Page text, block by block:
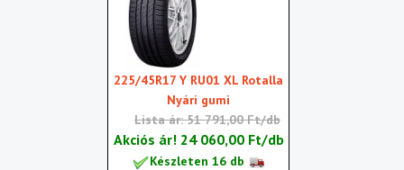
225/45R17 Y RU01 XL Rotalla
Nyári gumi
Lista ár: 51 791,00 Ft/db
Akciós ár! 24 060,00 Ft/db
Készleten 16 db